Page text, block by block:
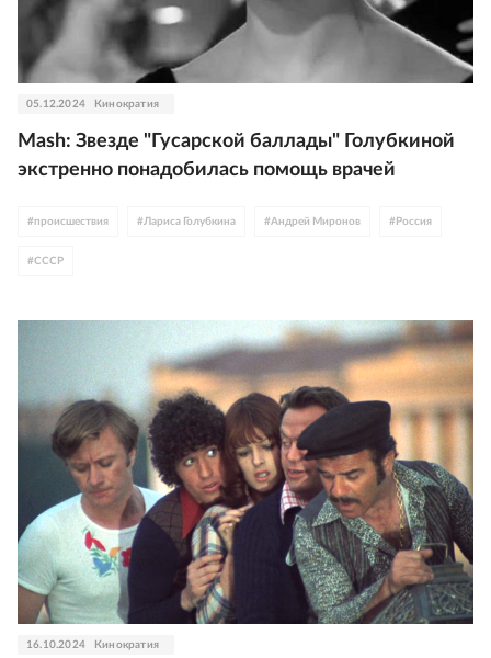
05.12.2024 Кинократия
Mash: Звезде "Гусарской баллады" Голубкиной
экстренно понадобилась помощь врачей
#происшествия # Лариса Голубкина #Андрей Миронов # Россия
#СССР
16.10.2024 Кинократия